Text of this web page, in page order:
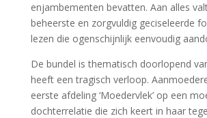
enjambementen bevatten. Aan alles
beheerste en zorgvuldig geciseleerde
lezen die ogenschijnlijk eenvoudig
De bundel is thematisch doorlopend
heeft een tragisch verloop.
eerste afdeling ‘Moedervlek’ op een
dochterrelatie die zich keert in haar